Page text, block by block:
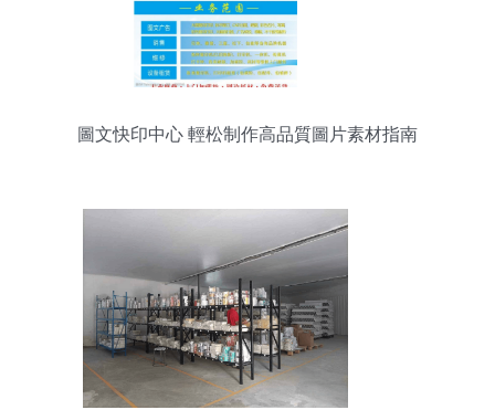
圖文快印中心 輕松制作高品質圖片素材指南